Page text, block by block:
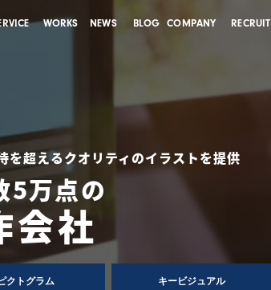
WORKS NEWS BLOG COMPANY RECRUIT
を超えるクオリティのイラストを提供
5万点の
会社
クトグラム キービジュアル